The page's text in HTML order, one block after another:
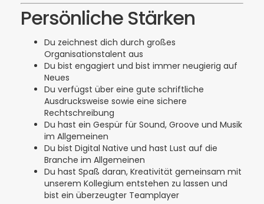
Persönliche Stärken
Du zeichnest dich durch großes
Organisationstalent aus
Du bist engagiert und bist immer neugierig auf
Neues
Du verfügst über eine gute schriftliche
Ausdrucksweise sowie eine sichere
Rechtschreibung
Du hast ein Gespür für Sound, Groove und Musik
im Allgemeinen
Du bist Digital Native und hast Lust auf die
Branche im Allgemeinen
Du hast Spaß daran, Kreativität gemeinsam mit
unserem Kollegium entstehen zu lassen und
bist ein überzeugter Teamplayer